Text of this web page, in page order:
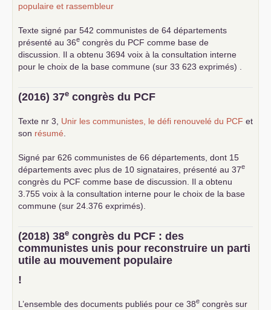
populaire et rassembleur
Texte signé par 542 communistes de 64 départements
présenté au 36e congrès du PCF comme base de
discussion. Il a obtenu 3694 voix à la consultation interne
pour le choix de la base commune (sur 33 623 exprimés) .
(2016) 37e congrès du PCF
Texte nr 3, Unir les communistes, le défi renouvelé du PCF et
son résumé
Signé par 626 communistes de 66 départements, dont 15
départements avec plus de 10 signataires, présenté au 37e
congrès du PCF comme base de discussion. Il a obtenu
3.755 voix à la consultation interne pour le choix de la base
commune (sur 24.376 exprimés).
(2018) 38e congrès du PCF : des
communistes unis pour reconstruire un parti
utile au mouvement populaire
!
L’ensemble des documents publiés pour ce 38e congrès sur